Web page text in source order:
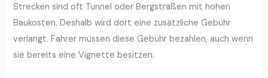
Strecken sind oft Tunnel oder Bergstraßen mit hohen
Baukosten. Deshalb wird dort eine zusätzliche Gebühr
verlangt. Fahrer müssen diese Gebühr bezahlen, auch wenn
sie bereits eine Vignette besitzen.